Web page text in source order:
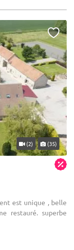
(2) (35)
est unique , belle
restauré. superbe